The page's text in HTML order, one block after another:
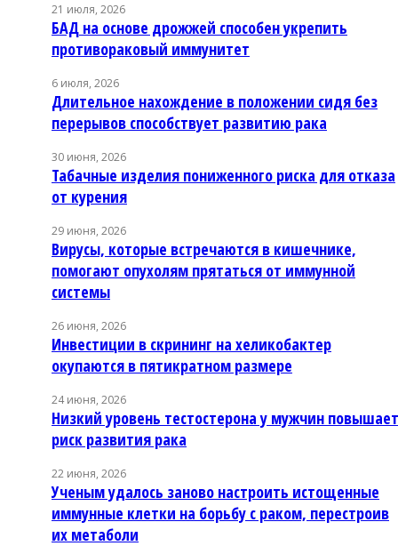
21 июля, 2026
БАД на основе дрожжей способен укрепить
противораковый иммунитет
6 июля, 2026
Длительное нахождение в положении сидя без
перерывов способствует развитию рака
30 июня, 2026
Табачные изделия пониженного риска для отказа
от курения
29 июня, 2026
Вирусы, которые встречаются в кишечнике,
помогают опухолям прятаться от иммунной
системы
26 июня, 2026
Инвестиции в скрининг на хеликобактер
окупаются в пятикратном размере
24 июня, 2026
Низкий уровень тестостерона у мужчин повышает
риск развития рака
22 июня, 2026
Ученым удалось заново настроить истощенные
иммунные клетки на борьбу с раком, перестроив
их метаболи